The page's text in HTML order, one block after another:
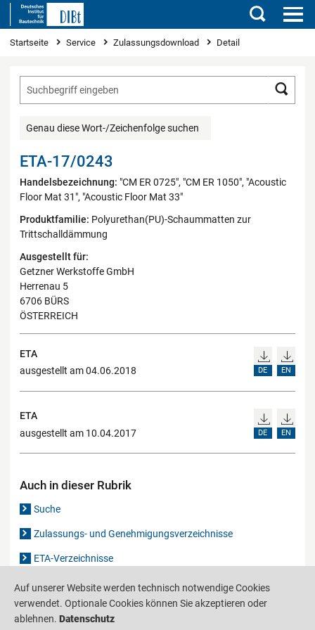
Suchen
Sie sind hier
Startseite Service Zulassungsdownload Detail
Genau diese Wort-/Zeichenfolge suchen
ETA-17/0243
Handelsbezeichnung: "CM ER 0725", "CM ER 1050", "Acoustic
Floor Mat 31", "Acoustic Floor Mat 33"
Produktfamilie: Polyurethan(PU)-Schaummatten zur
Trittschalldämmung
Ausgestellt für:
Getzner Werkstoffe GmbH
Herrenau 5
6706 BÜRS
ÖSTERREICH
ETA
ausgestellt am 04.06.2018
DE EN
ETA
ausgestellt am 10.04.2017
DE EN
Auch in dieser Rubrik
Suche
Zulassungs- und Genehmigungsverzeichnisse
ETA-Verzeichnisse
Gutachten-Verzeichnis
Auf unserer Website werden technisch notwendige Cookies
verwendet. Optionale Cookies können Sie akzeptieren oder
ablehnen. Datenschutz